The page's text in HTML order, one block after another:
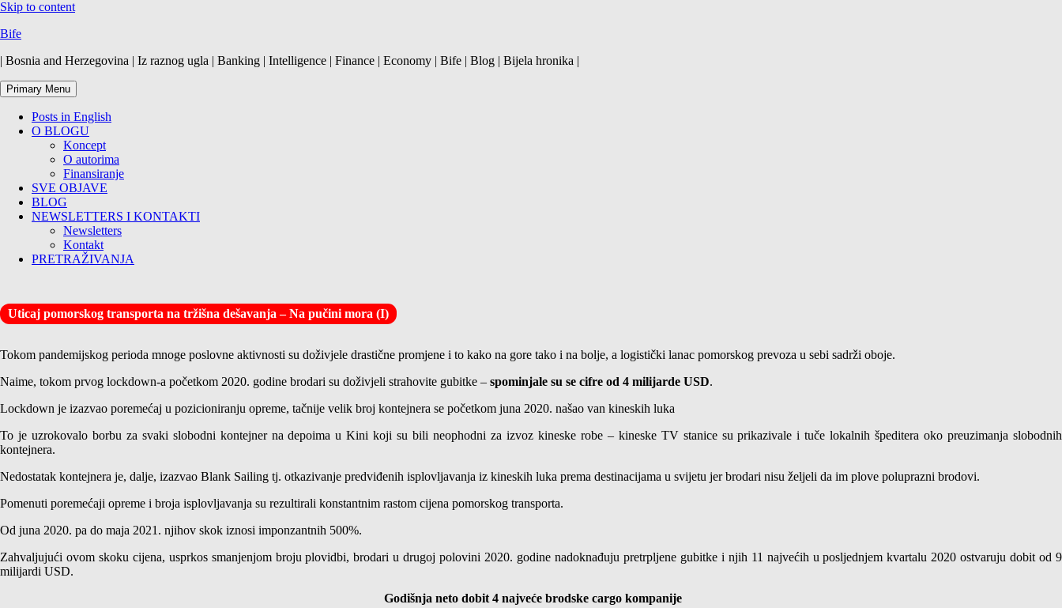
Skip to content
Bife
| Bosnia and Herzegovina | Iz raznog ugla | Banking | Intelligence | Finance | Economy | Bife | Blog | Bijela hronika |
Primary Menu
Posts in English
O BLOGU
Koncept
O autorima
Finansiranje
SVE OBJAVE
BLOG
NEWSLETTERS I KONTAKTI
Newsletters
Kontakt
PRETRAŽIVANJA
Uticaj pomorskog transporta na tržišna dešavanja – Na pučini mora (I)
Tokom pandemijskog perioda mnoge poslovne aktivnosti su doživjele drastične promjene i to kako na gore tako i na bolje, a logistički lanac pomorskog prevoza u sebi sadrži oboje.
Naime, tokom prvog lockdown-a početkom 2020. godine brodari su doživjeli strahovite gubitke – spominjale su se cifre od 4 milijarde USD.
Lockdown je izazvao poremećaj u pozicioniranju opreme, tačnije velik broj kontejnera se početkom juna 2020. našao van kineskih luka
To je uzrokovalo borbu za svaki slobodni kontejner na depoima u Kini koji su bili neophodni za izvoz kineske robe – kineske TV stanice su prikazivale i tuče lokalnih špeditera oko preuzimanja slobodnih
kontejnera.
Nedostatak kontejnera je, dalje, izazvao Blank Sailing tj. otkazivanje predviđenih isplovljavanja iz kineskih luka prema destinacijama u svijetu jer brodari nisu željeli da im plove poluprazni brodovi.
Pomenuti poremećaji opreme i broja isplovljavanja su rezultirali konstantnim rastom cijena pomorskog transporta.
Od juna 2020. pa do maja 2021. njihov skok iznosi imponzantnih 500%.
Zahvaljujući ovom skoku cijena, usprkos smanjenjom broju plovidbi, brodari u drugoj polovini 2020. godine nadoknađuju pretrpljene gubitke i njih 11 najvećih u posljednjem kvartalu 2020 ostvaruju dobit od 9
milijardi USD.
Godišnja neto dobit 4 najveće brodske cargo kompanije